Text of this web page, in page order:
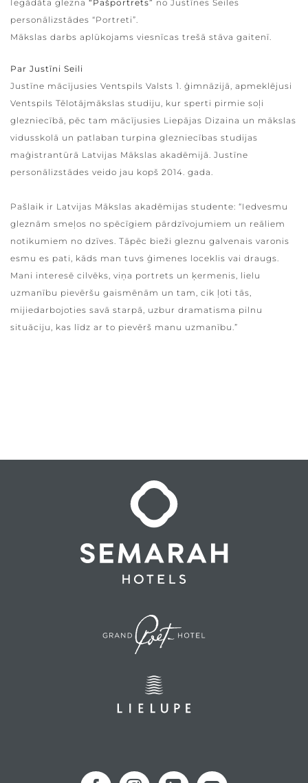
Iegādāta glezna “Pašportrets” no Justīnes Seiles
personālizstādes “Portreti”.
Mākslas darbs aplūkojams viesnīcas trešā stāva gaitenī.
Par Justīni Seili
Justīne mācījusies Ventspils Valsts 1. ģimnāzijā, apmeklējusi
Ventspils Tēlotājmākslas studiju, kur sperti pirmie soļi
glezniecībā, pēc tam mācījusies Liepājas Dizaina un mākslas
vidusskolā un patlaban turpina glezniecības studijas
maģistrantūrā Latvijas Mākslas akadēmijā. Justīne
personālizstādes veido jau kopš 2014. gada.
Pašlaik ir Latvijas Mākslas akadēmijas studente: “Iedvesmu
gleznām smeļos no spēcīgiem pārdzīvojumiem un reāliem
notikumiem no dzīves. Tāpēc bieži gleznu galvenais varonis
esmu es pati, kāds man tuvs ģimenes loceklis vai draugs.
Mani interesē cilvēks, viņa portrets un ķermenis, lielu
uzmanību pievēršu gaismēnām un tam, cik ļoti tās,
mijiedarbojoties savā starpā, uzbur dramatisma pilnu
situāciju, kas līdz ar to pievērš manu uzmanību.”